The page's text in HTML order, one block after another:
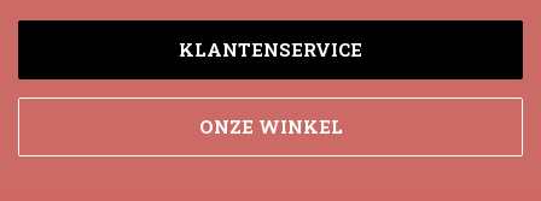
KLANTENSERVICE
ONZE WINKEL